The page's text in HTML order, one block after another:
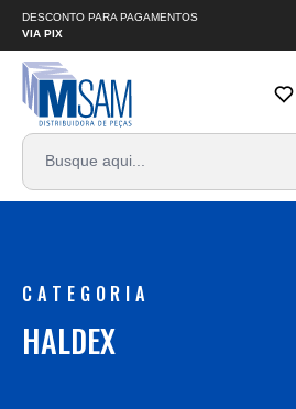
DESCONTO PARA PAGAMENTOS
VIA PIX
CATEGORIA
HALDEX